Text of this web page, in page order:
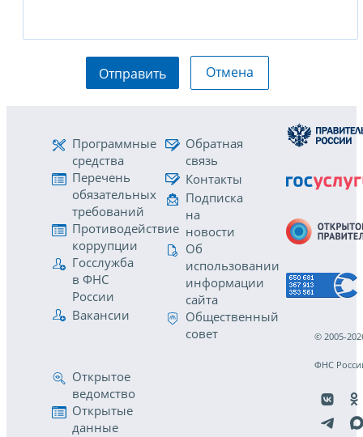
Отправить Отмена
Программные
средства
Перечень
обязательных
требований
Противодействие
коррупции
Госслужба
в ФНС
России
Вакансии
Обратная
связь
Контакты
Подписка
на
новости
Об
использовании
информации
сайта
Общественный
совет
Открытое
ведомство
Открытые
данные
© 2005-
ФНС